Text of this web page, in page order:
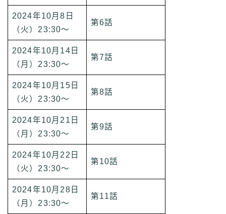
2024年10月8日
（火）23:30～
第6話
2024年10月14日
（月）23:30～
第7話
2024年10月15日
（火）23:30～
第8話
2024年10月21日
（月）23:30～
第9話
2024年10月22日
（火）23:30～
第10話
2024年10月28日
（月）23:30～
第11話